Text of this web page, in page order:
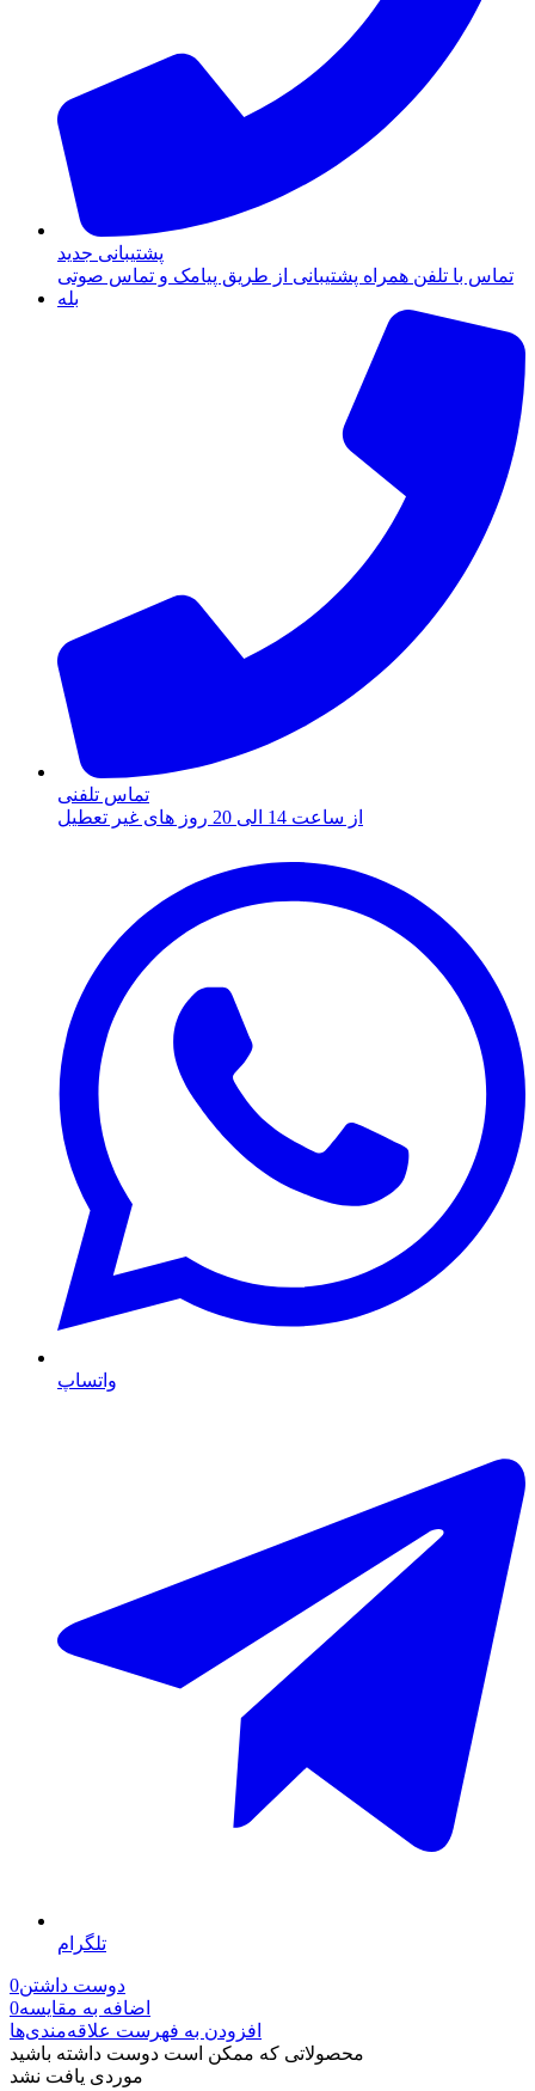
پشتیبانی جدید
تماس با تلفن همراه پشتیبانی از طریق پیامک و تماس صوتی
بله
تماس تلفنی
از ساعت 14 الی 20 روز های غیر تعطیل
واتساپ
تلگرام
دوست داشتن0
اضافه به مقایسه0
افزودن به فهرست علاقه‌مندی‌ها
محصولاتی که ممکن است دوست داشته باشید
موردی یافت نشد